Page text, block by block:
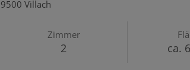
9500 Villach
Zimmer
2 ca.